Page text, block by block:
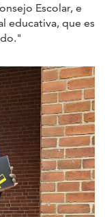
Escolar, e
educativa, que es